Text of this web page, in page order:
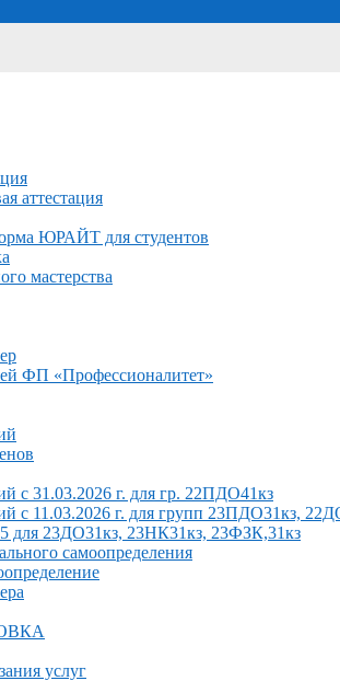
аттестация
ЮРАЙТ для студентов
мастерства
ФП «Профессионалитет»
с 31.03.2026 г. для гр. 22ПДО41кз
с 11.03.2026 г. для групп 23ПДО31кз,
для 23ДО31кз, 23НК31кз, 23ФЗК,31кз
самоопределения
услуг